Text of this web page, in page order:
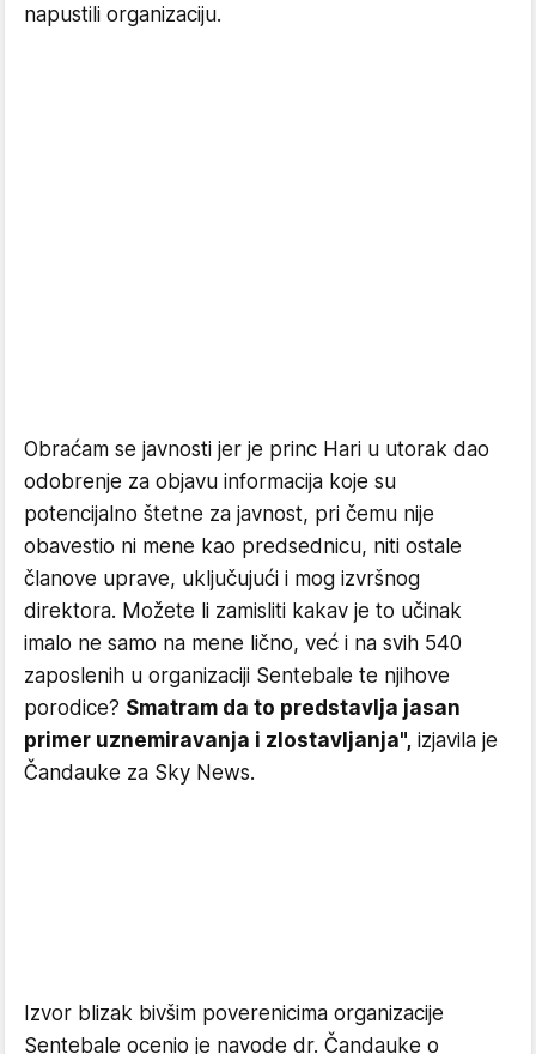
napustili organizaciju.
Obraćam se javnosti jer je princ Hari u utorak dao
odobrenje za objavu informacija koje su
potencijalno štetne za javnost, pri čemu nije
obavestio ni mene kao predsednicu, niti ostale
članove uprave, uključujući i mog izvršnog
direktora. Možete li zamisliti kakav je to učinak
imalo ne samo na mene lično, već i na svih 540
zaposlenih u organizaciji Sentebale te njihove
porodice? Smatram da to predstavlja jasan
primer uznemiravanja i zlostavljanja", izjavila je
Čandauke za Sky News.
Izvor blizak bivšim poverenicima organizacije
Sentebale ocenio je navode dr. Čandauke o